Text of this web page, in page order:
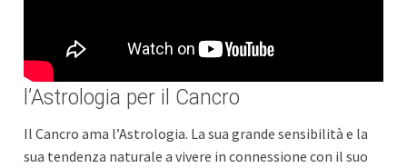
l’Astrologia per il Cancro
Il Cancro ama l’Astrologia. La sua grande sensibilità e la
sua tendenza naturale a vivere in connessione con il suo